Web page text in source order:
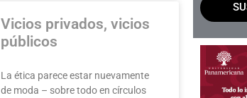
Vicios privados, vicios
públicos
La ética parece estar nuevamente
de moda – sobre todo en círculos